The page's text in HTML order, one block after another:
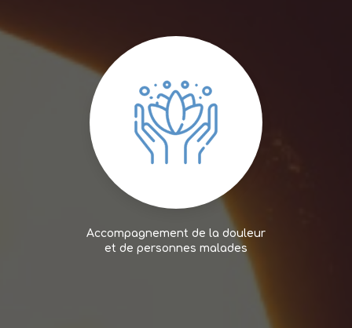
Accompagnement de la douleur
et de personnes malades